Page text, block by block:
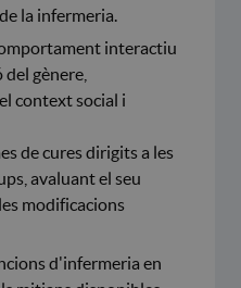
la infermeria.
interactiu
gènere,
context social i
de cures dirigits a les
avaluant el seu
modificacions
d'infermeria en